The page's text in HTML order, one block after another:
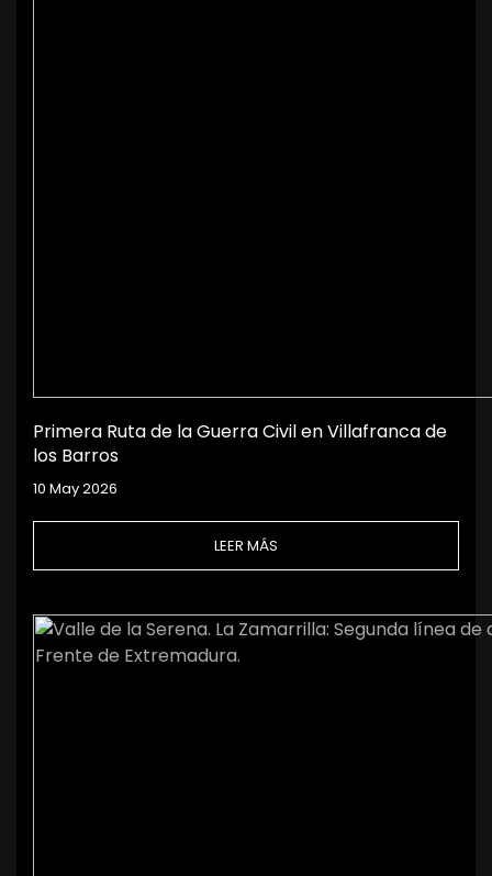
Primera Ruta de la Guerra Civil en Villafranca de
los Barros
10 May 2026
LEER MÁS